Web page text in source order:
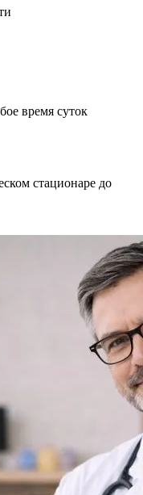
время суток
стационаре до